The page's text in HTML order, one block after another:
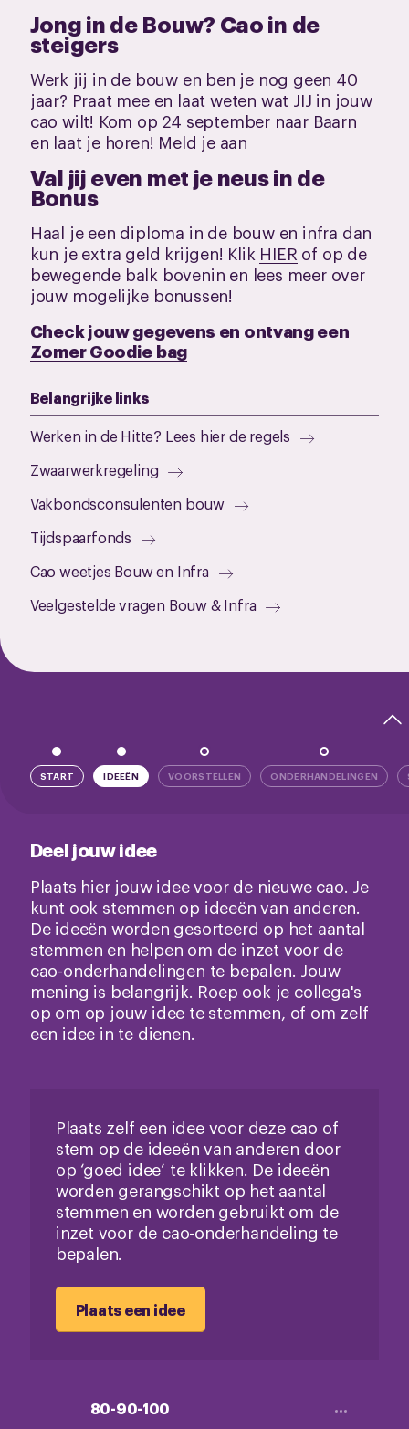
Jong in de Bouw? Cao in de
steigers
Werk jij in de bouw en ben je nog geen 40
jaar? Praat mee en laat weten wat JIJ in jouw
cao wilt! Kom op 24 september naar Baarn
en laat je horen! Meld je aan
Val jij even met je neus in de
Bonus
Haal je een diploma in de bouw en infra dan
kun je extra geld krijgen! Klik HIER of op de
bewegende balk bovenin en lees meer over
jouw mogelijke bonussen!
Check jouw gegevens en ontvang een
Zomer Goodie bag
Belangrijke links
Werken in de Hitte? Lees hier de regels
Zwaarwerkregeling
Vakbondsconsulenten bouw
Tijdspaarfonds
Cao weetjes Bouw en Infra
Veelgestelde vragen Bouw & Infra
START IDEEËN VOORSTELLEN ONDERHANDELINGEN
Deel jouw idee
Plaats hier jouw idee voor de nieuwe cao. Je
kunt ook stemmen op ideeën van anderen.
De ideeën worden gesorteerd op het aantal
stemmen en helpen om de inzet voor de
cao-onderhandelingen te bepalen. Jouw
mening is belangrijk. Roep ook je collega's
op om op jouw idee te stemmen, of om zelf
een idee in te dienen.
Plaats zelf een idee voor deze cao of
stem op de ideeën van anderen door
op ‘goed idee’ te klikken. De ideeën
worden gerangschikt op het aantal
stemmen en worden gebruikt om de
inzet voor de cao-onderhandeling te
bepalen.
Plaats een idee
80-90-100